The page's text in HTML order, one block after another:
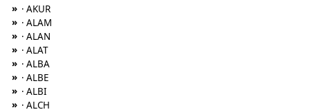
» · AKUR
» · ALAM
» · ALAN
» · ALAT
» · ALBA
» · ALBE
» · ALBI
» · ALCH